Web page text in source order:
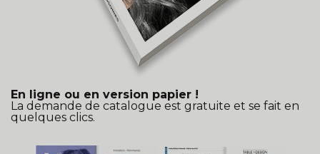
En ligne ou en version papier !
La demande de catalogue est gratuite et se fait en
quelques clics.